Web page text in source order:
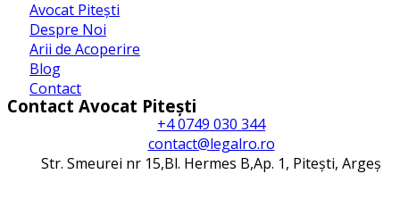
Avocat Pitești
Despre Noi
Arii de Acoperire
Blog
Contact
Contact Avocat Pitești
+4 0749 030 344
contact@legalro.ro
Str. Smeurei nr 15,Bl. Hermes B,Ap. 1, Pitești, Argeș